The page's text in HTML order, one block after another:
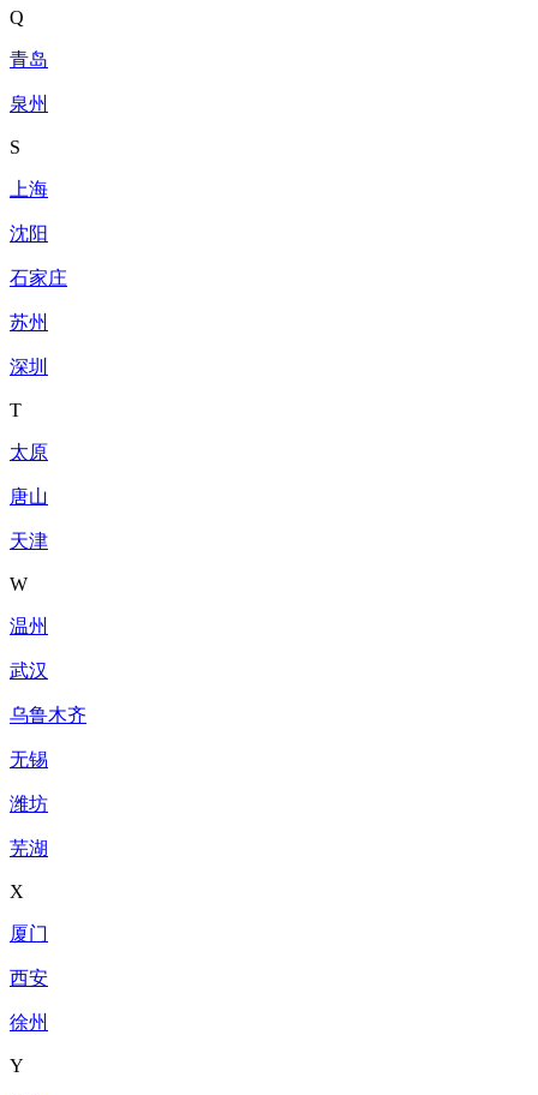
Q
青岛
泉州
S
上海
沈阳
石家庄
苏州
深圳
T
太原
唐山
天津
W
温州
武汉
乌鲁木齐
无锡
潍坊
芜湖
X
厦门
西安
徐州
Y